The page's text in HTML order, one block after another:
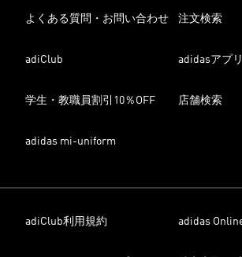
よくある質問・お問い合わせ 注文検索
adiClub adidasアプリ
学生・教職員割引10％OFF 店舗検索
adidas mi-uniform
adiClub利用規約 adidas